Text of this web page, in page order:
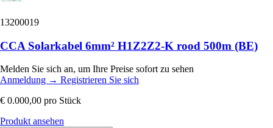
13200019
CCA Solarkabel 6mm² H1Z2Z2-K rood 500m (BE)
Melden Sie sich an, um Ihre Preise sofort zu sehen
Anmeldung → Registrieren Sie sich
€ 0.000,00 pro Stück
Produkt ansehen